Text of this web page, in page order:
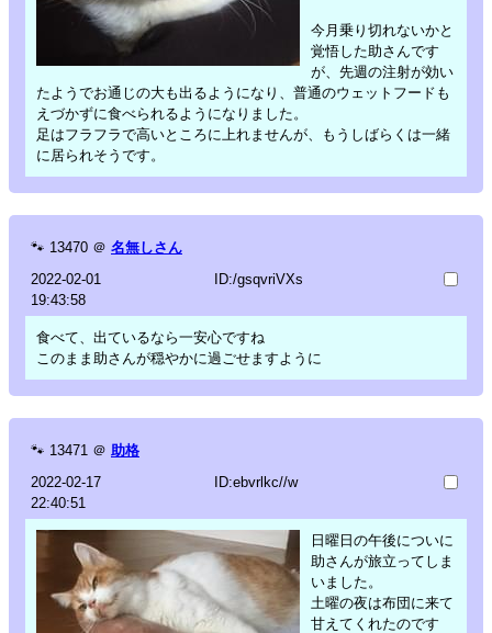
今月乗り切れないかと
覚悟した助さんです
が、先週の注射が効い
たようでお通じの大も出るようになり、普通のウェットフードも
えづかずに食べられるようになりました。
足はフラフラで高いところに上れませんが、もうしばらくは一緒
に居られそうです。
🐾 13470 ＠ 名無しさん
2022-02-01
19:43:58
ID:/gsqvriVXs
食べて、出ているなら一安心ですね
このまま助さんが穏やかに過ごせますように
🐾 13471 ＠ 助格
2022-02-17
22:40:51
ID:ebvrlkc//w
日曜日の午後についに
助さんが旅立ってしま
いました。
土曜の夜は布団に来て
甘えてくれたのです